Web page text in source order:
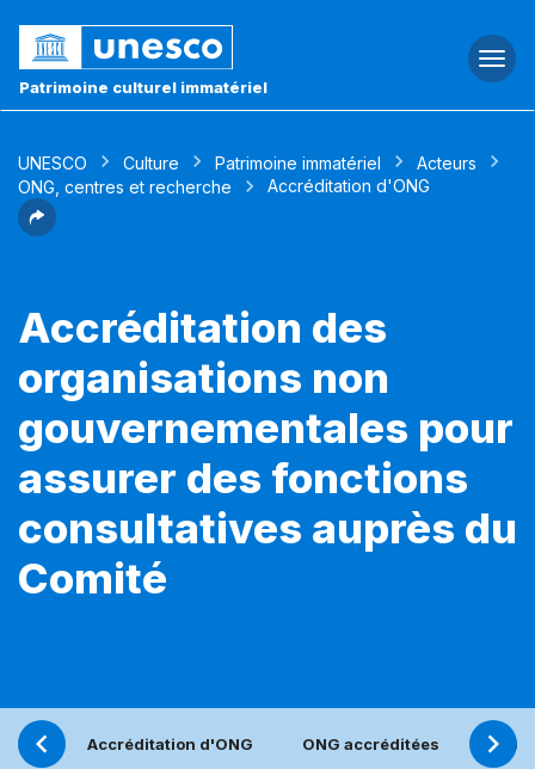
Patrimoine culturel immatériel
UNESCO Culture Patrimoine immatériel
Acteurs
ONG, centres et recherche
Accréditation d'ONG
Accréditation des
organisations non
gouvernementales pour
assurer des fonctions
consultatives auprès du
Comité
Accréditation d'ONG ONG accréditées